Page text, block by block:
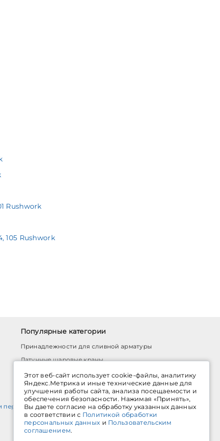
Rushwork
105 Rushwork
Популярные категории
Принадлежности для сливной арматуры
Латунные шаровые краны
Насосы циркуляционные
Мембранные баки для водоснабжения
персональных данных
Этот веб-сайт использует cookie-файлы, аналитику
Яндекс.Метрика и иные технические данные для
улучшения работы сайта, анализа посещаемости и
обеспечения безопасности. Нажимая «Принять»,
Вы даете согласие на обработку указанных данных
в соответствии с Политикой обработки
персональных данных и Пользовательским
соглашением.